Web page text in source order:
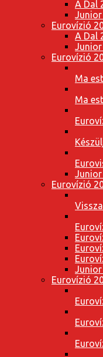
A Dal
Eurovízió
A Dal
Junior
Eurovízió
Ma
Ma
Eurovízió
Junior
Eurovízió